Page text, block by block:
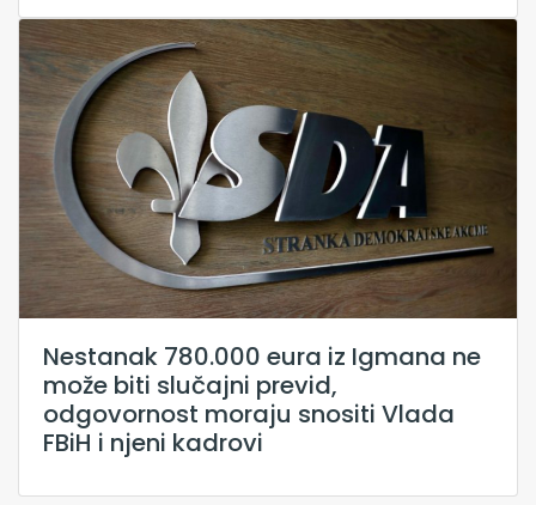
Nestanak 780.000 eura iz Igmana ne
može biti slučajni previd,
odgovornost moraju snositi Vlada
FBiH i njeni kadrovi